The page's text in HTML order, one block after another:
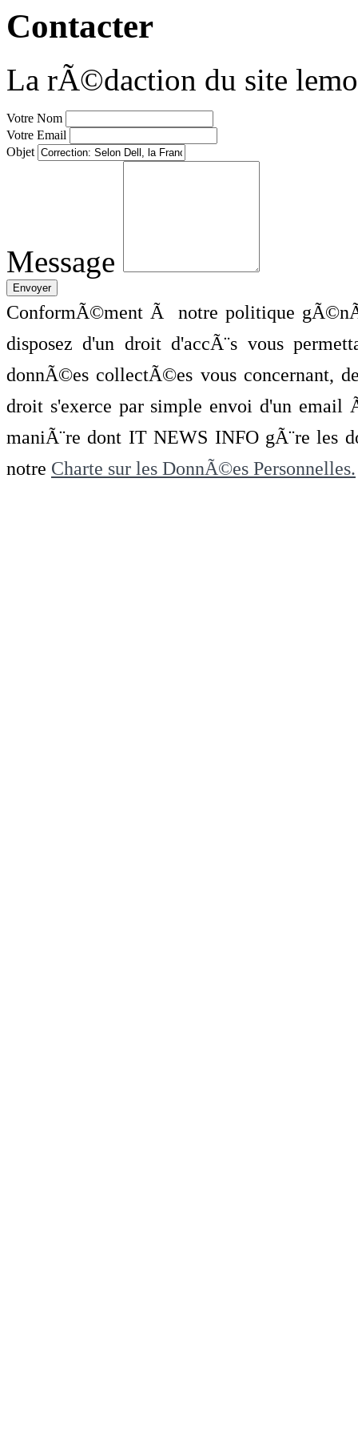
Contacter
La rÃ©daction du site
Votre Nom
Votre Email
Objet
Message
ConformÃ©ment Ã notre politique
disposez d'un droit d'accÃ¨s vous
donnÃ©es collectÃ©es vous concernant,
droit s'exerce par simple envoi d'un
maniÃ¨re dont IT NEWS INFO gÃ¨re les
notre Charte sur les DonnÃ©es Personnelles.